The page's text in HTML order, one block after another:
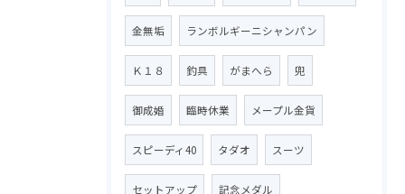
金無垢 ランボルギーニシャンパン
Ｋ１８ 釣具 がまへら 兜
御成婚 臨時休業 メープル金貨
スピーディ40 タダオ スーツ
セットアップ 記念メダル